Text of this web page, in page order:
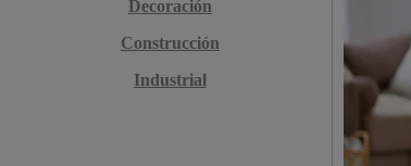
Decoración
Construcción
Industrial